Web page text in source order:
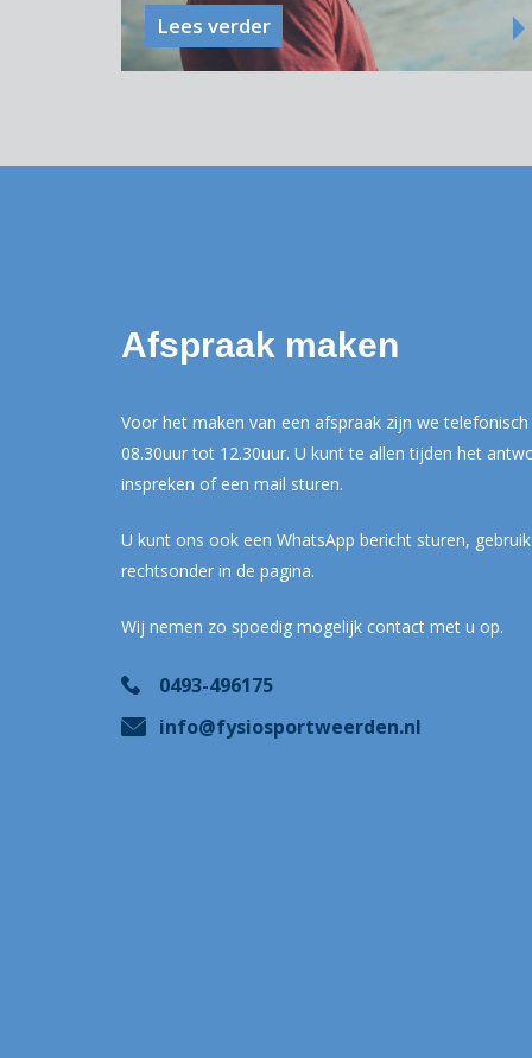
Lees verder
Afspraak maken
Voor het maken van een afspraak zijn we telefonisch
08.30uur tot 12.30uur. U kunt te allen tijden het
inspreken of een mail sturen.
U kunt ons ook een WhatsApp bericht sturen,
rechtsonder in de pagina.
Wij nemen zo spoedig mogelijk contact met u op.
0493-496175
info@fysiosportweerden.nl